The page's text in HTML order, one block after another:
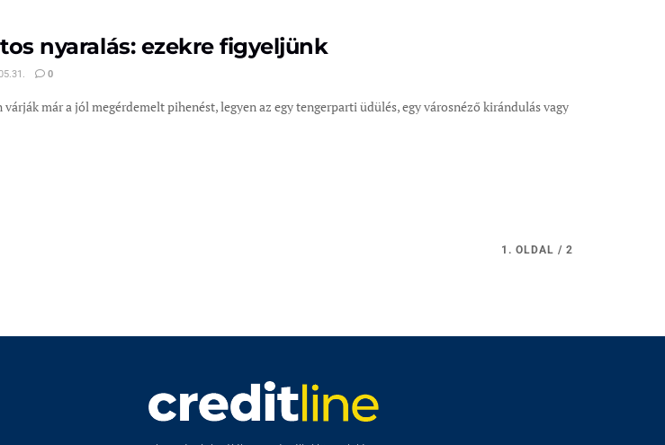
nyaralás: ezekre figyeljünk
0
már a jól megérdemelt pihenést, legyen az egy tengerparti üdülés, egy városnéző kirándulás vagy
1. OLDAL / 2